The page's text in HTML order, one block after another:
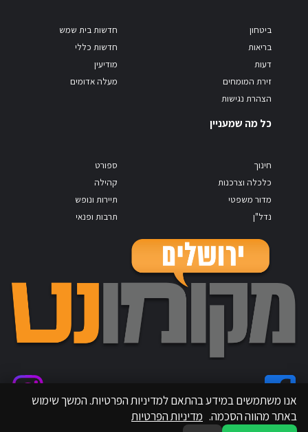
ביטחון
בריאות
דעות
זירת המומחים
הצהרת נגישות
חדשות בית שמש
חדשות כללי
מודיעין
מעלה אדומים
כל מה שמעניין
חינוך
כלכלה וצרכנות
מדור משפטי
נדל"ן
ספורט
קהילה
תיירות ונופש
תרבות ופנאי
אנו משתמשים במידע בהתאם למדיניות הפרטיות. המשך שימוש
באתר מהווה הסכמה. מדיניות הפרטיות